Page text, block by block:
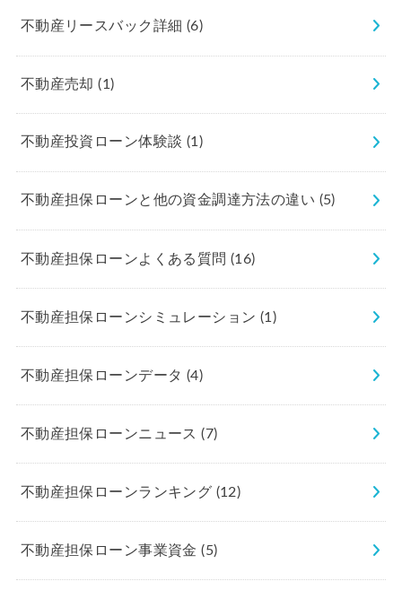
不動産リースバック詳細 (6)
不動産売却(1)
不動産投資ローン体験談 (1)
不動産担保ローンと他の資金調達方法の違い (5)
不動産担保ローンよくある質問(16)
不動産担保ローンシミュレーション (1)
不動産担保ローンデータ (4)
不動産担保ローンニュース(7)
不動産担保ローンランキング (12)
不動産担保ローン事業資金(5)